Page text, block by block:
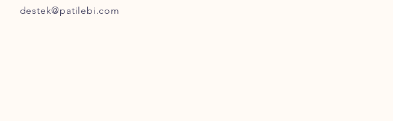
destek@patilebi.com